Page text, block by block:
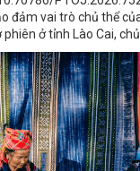
đảm vai trò chủ thể
ở tỉnh Lào Cai, chủ